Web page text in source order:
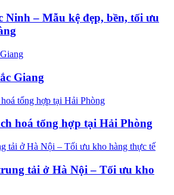
Ninh – Mẫu kệ đẹp, bền, tối ưu
Giang
hoá tổng hợp tại Hải Phòng
tải ở Hà Nội – Tối ưu kho